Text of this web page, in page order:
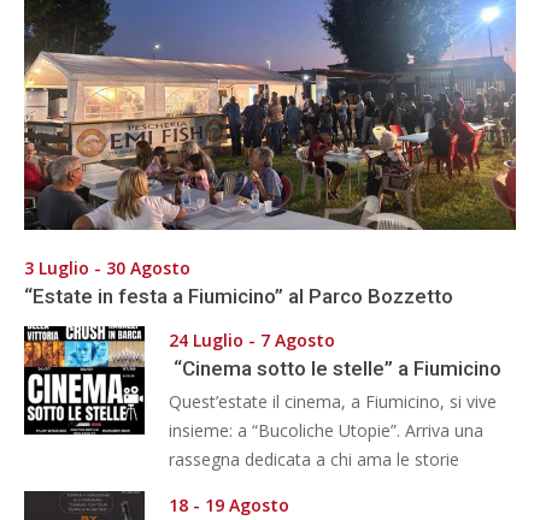
3 Luglio - 30 Agosto
“Estate in festa a Fiumicino” al Parco Bozzetto
24 Luglio - 7 Agosto
“Cinema sotto le stelle” a Fiumicino
Quest’estate il cinema, a Fiumicino, si vive
insieme: a “Bucoliche Utopie”. Arriva una
rassegna dedicata a chi ama le storie
18 - 19 Agosto